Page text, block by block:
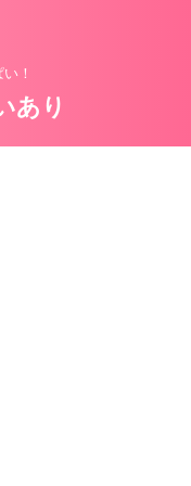
！
あり